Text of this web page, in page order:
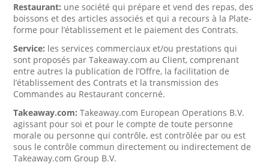
Restaurant: une société qui prépare et vend des repas, des
boissons et des articles associés et qui a recours à la Plate-
forme pour l’établissement et le paiement des Contrats.
Service: les services commerciaux et/ou prestations qui
sont proposés par Takeaway.com au Client, comprenant
entre autres la publication de l’Offre, la facilitation de
l’établissement des Contrats et la transmission des
Commandes au Restaurant concerné.
Takeaway.com:Takeaway.com European Operations B.V.
agissant pour soi et pour le compte de toute personne
morale ou personne qui contrôle, est contrôlée par ou est
sous le contrôle commun directement ou indirectement de
Takeaway.com Group B.V.